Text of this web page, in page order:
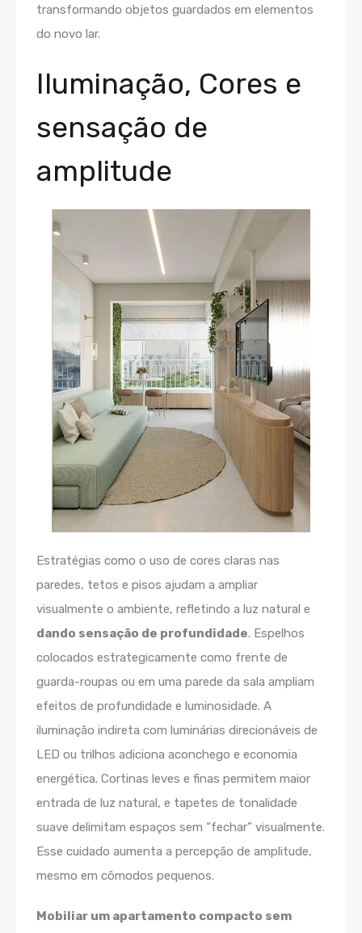
transformando objetos guardados em elementos
do novo lar.
Iluminação, Cores e
sensação de
amplitude
Estratégias como o uso de cores claras nas
paredes, tetos e pisos ajudam a ampliar
visualmente o ambiente, refletindo a luz natural e
dando sensação de profundidade. Espelhos
colocados estrategicamente como frente de
guarda-roupas ou em uma parede da sala ampliam
efeitos de profundidade e luminosidade. A
iluminação indireta com luminárias direcionáveis de
LED ou trilhos adiciona aconchego e economia
energética. Cortinas leves e finas permitem maior
entrada de luz natural, e tapetes de tonalidade
suave delimitam espaços sem “fechar” visualmente.
Esse cuidado aumenta a percepção de amplitude,
mesmo em cômodos pequenos.
Mobiliar um apartamento compacto sem